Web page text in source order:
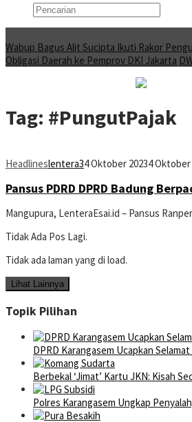
Wabup Bagus Alit Sucipta Ikuti Rakor
Obligasi Daerah ke Pemprov DKI Jakarta
Tag: #PungutPajak
Headlineslentera34 Oktober 20234 Oktober
Pansus PDRD DPRD Badung
Mangupura, LenteraEsai.id – Pansus
Tidak Ada Pos Lagi.
Tidak ada laman yang di load.
Lihat Lainnya
Topik Pilihan
DPRD Karangasem Ucapkan
Berbekal ‘Jimat’ Kartu JKN: Kisah
Polres Karangasem Ungkap